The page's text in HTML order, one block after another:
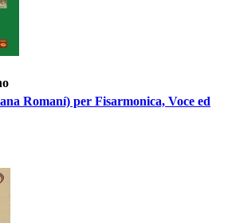
Romaní) per Fisarmonica, Voce ed